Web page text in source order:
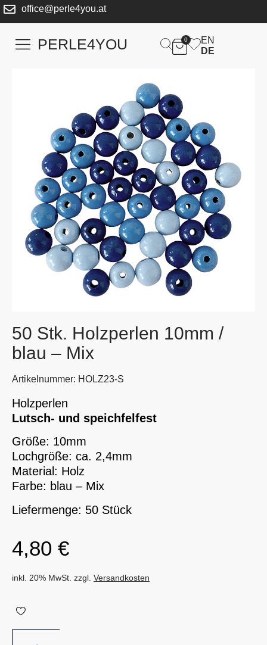
office@perle4you.at
PERLE4YOU 0
EN
DE
50 Stk. Holzperlen 10mm /
blau – Mix
Artikelnummer: HOLZ23-S
Holzperlen
Lutsch- und speichfelfest
Größe: 10mm
Lochgröße: ca. 2,4mm
Material: Holz
Farbe: blau – Mix
Liefermenge: 50 Stück
4,80 €
inkl. 20% MwSt. zzgl. Versandkosten